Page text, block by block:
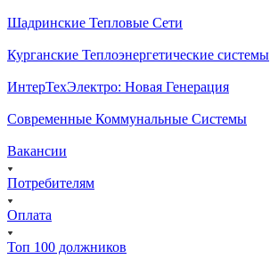
Шадринские Тепловые Сети
Курганские Теплоэнергетические системы
ИнтерТехЭлектро: Новая Генерация
Современные Коммунальные Системы
Вакансии
Потребителям
Оплата
Топ 100 должников